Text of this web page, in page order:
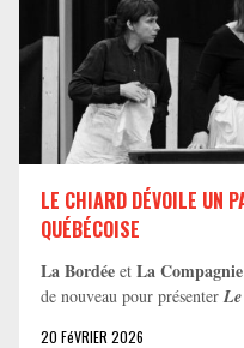
LE CHIARD DÉVOILE UN
QUÉBÉCOISE
La Bordée et La
de nouveau pour présenter
20 FéVRIER 2026